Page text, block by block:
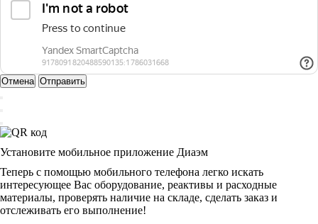
Отмена Отправить
Установите мобильное приложение Диаэм
Теперь с помощью мобильного телефона легко искать
интересующее Вас оборудование, реактивы и расходные
материалы, проверять наличие на складе, сделать заказ и
отслеживать его выполнение!